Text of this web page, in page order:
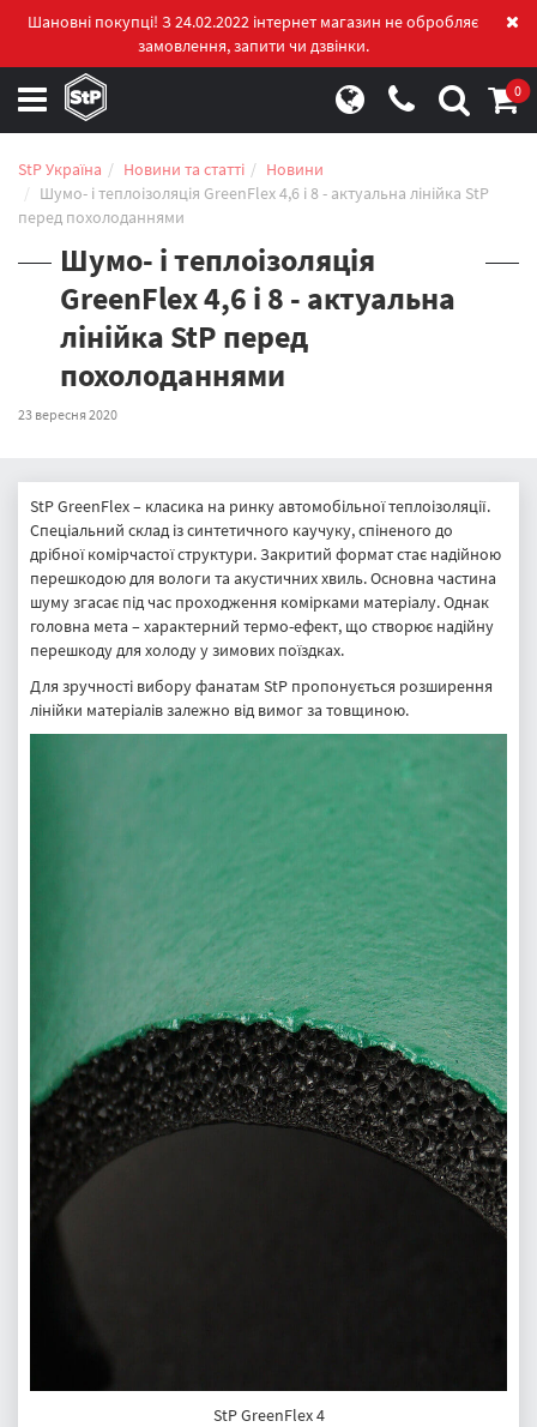
Шановні покупці! З 24.02.2022 інтернет магазин не обробляє
замовлення, запити чи дзвінки.
0
StP Україна Новини та статті
Новини
Шумо- і теплоізоляція GreenFlex 4,6 і 8 - актуальна лінійка StP
перед похолоданнями
Шумо- і теплоізоляція
GreenFlex 4,6 і 8 - актуальна
лінійка StP перед
похолоданнями
23 вересня 2020
StP GreenFlex – класика на ринку автомобільної теплоізоляції.
Спеціальний склад із синтетичного каучуку, спіненого до
дрібної комірчастої структури. Закритий формат стає надійною
перешкодою для вологи та акустичних хвиль. Основна частина
шуму згасає під час проходження комірками матеріалу. Однак
головна мета – характерний термо-ефект, що створює надійну
перешкоду для холоду у зимових поїздках.
Для зручності вибору фанатам StP пропонується розширення
лінійки матеріалів залежно від вимог за товщиною.
StP GreenFlex 4